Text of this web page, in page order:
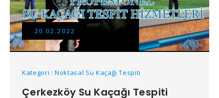
20.02.2022
Kategori : Noktasal Su Kaçağı Tespiti
Çerkezköy Su Kaçağı Tespiti